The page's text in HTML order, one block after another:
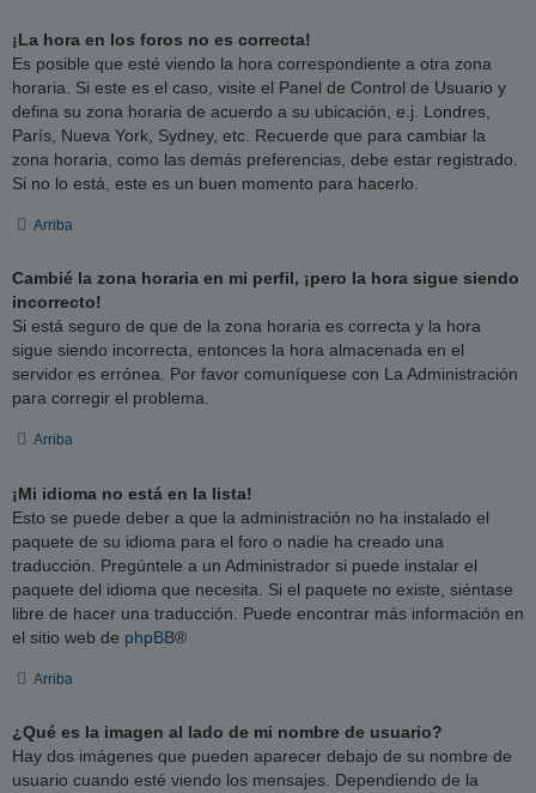
¡La hora en los foros no es correcta!
Es posible que esté viendo la hora correspondiente a otra zona
horaria. Si este es el caso, visite el Panel de Control de Usuario y
defina su zona horaria de acuerdo a su ubicación, e.j. Londres,
París, Nueva York, Sydney, etc. Recuerde que para cambiar la
zona horaria, como las demás preferencias, debe estar registrado.
Si no lo está, este es un buen momento para hacerlo.
Arriba
Cambié la zona horaria en mi perfil, ¡pero la hora sigue siendo
incorrecto!
Si está seguro de que de la zona horaria es correcta y la hora
sigue siendo incorrecta, entonces la hora almacenada en el
servidor es errónea. Por favor comuníquese con La Administración
para corregir el problema.
Arriba
¡Mi idioma no está en la lista!
Esto se puede deber a que la administración no ha instalado el
paquete de su idioma para el foro o nadie ha creado una
traducción. Pregúntele a un Administrador si puede instalar el
paquete del idioma que necesita. Si el paquete no existe, siéntase
libre de hacer una traducción. Puede encontrar más información en
el sitio web de phpBB®
Arriba
¿Qué es la imagen al lado de mi nombre de usuario?
Hay dos imágenes que pueden aparecer debajo de su nombre de
usuario cuando esté viendo los mensajes. Dependiendo de la